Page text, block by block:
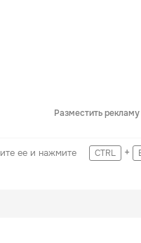
Разместить
ее и нажмите CTRL +